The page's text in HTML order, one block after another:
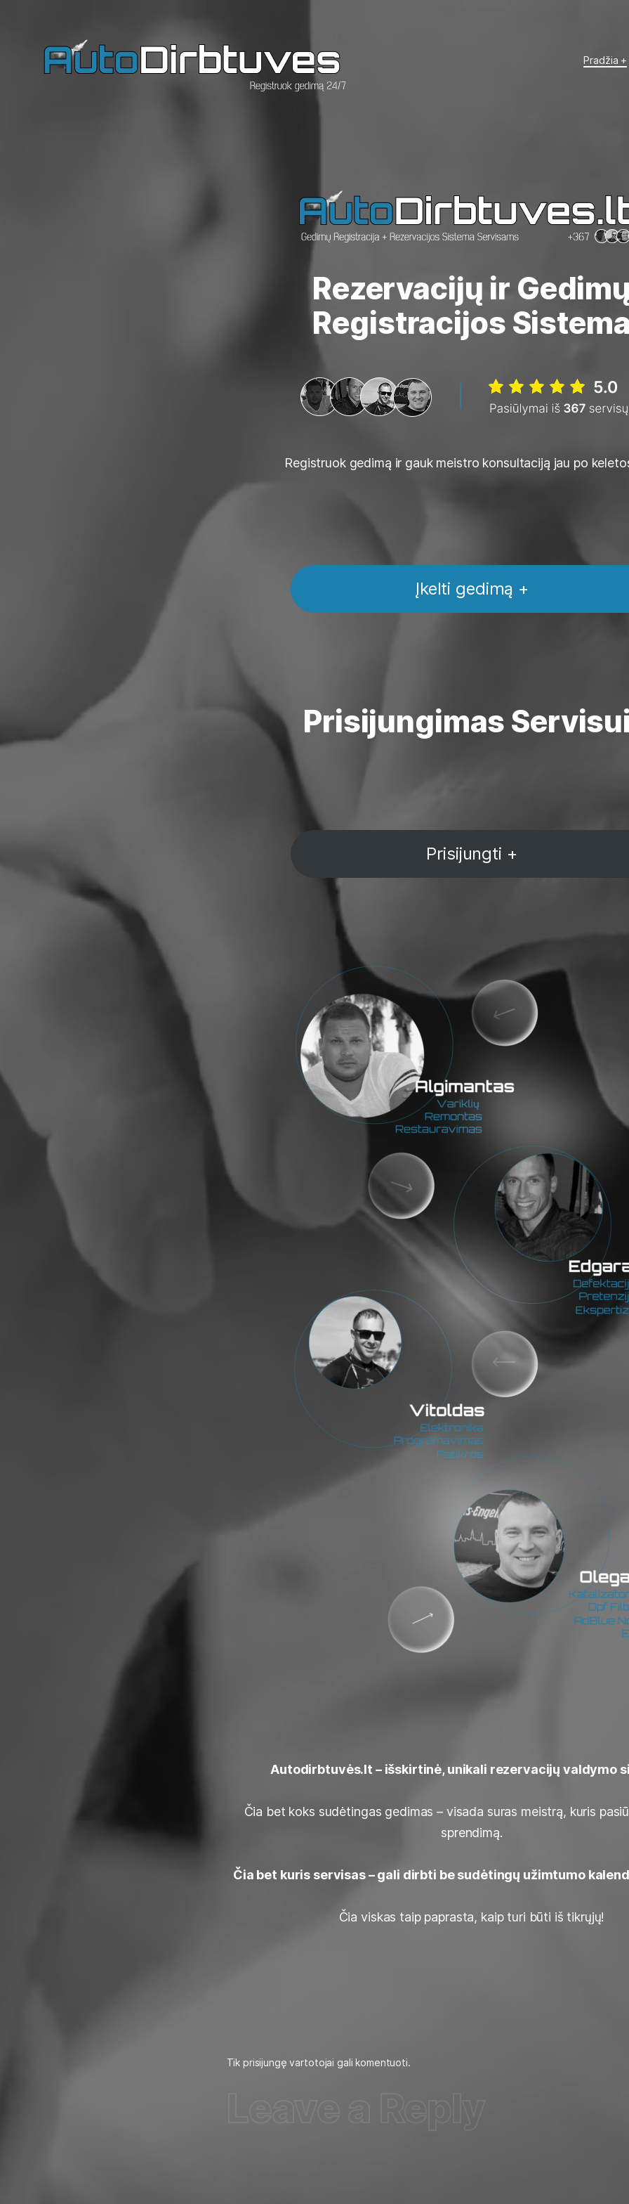
Pradžia +
Rezervacijų ir
Registracijos
Registruok gedimą ir gauk meistro konsultaciją jau po
Įkelti gedimą +
Prisijungimas
Prisijungti +
Autodirbtuvės.lt – išskirtinė, unikali rezervacijų valdymo
Čia bet koks sudėtingas gedimas – visada suras meistrą, kuris
sprendimą.
Čia bet kuris servisas – gali dirbti be sudėtingų užimtumo
Čia viskas taip paprasta, kaip turi būti iš tikrųjų!
Tik prisijungę vartotojai gali komentuoti.